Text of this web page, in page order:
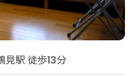
見駅 徒歩13分